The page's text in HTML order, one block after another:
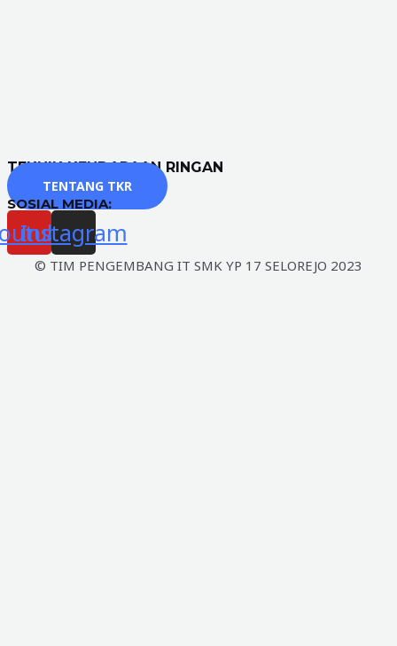
TEKNIK KENDARAAN RINGAN
TENTANG TKR
SOSIAL MEDIA:
Instagram
© TIM PENGEMBANG IT SMK YP 17 SELOREJO 2023